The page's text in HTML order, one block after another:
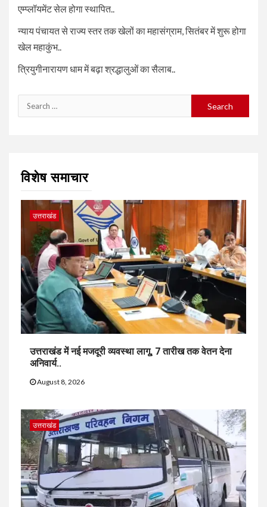
एम्प्लॉयमेंट सेल होगा स्थापित..
न्याय पंचायत से राज्य स्तर तक खेलों का महासंग्राम, सितंबर में शुरू होगा
खेल महाकुंभ..
त्रियुगीनारायण धाम में बढ़ा श्रद्धालुओं का सैलाब..
Search
for:
विशेष समाचार
उत्तराखंड
उत्तराखंड में नई मजदूरी व्यवस्था लागू, 7 तारीख तक वेतन देना
अनिवार्य..
August 8, 2026
उत्तराखंड